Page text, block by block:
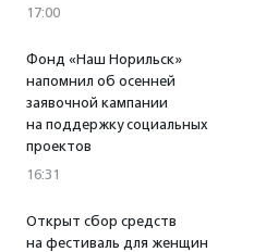
17:00
Фонд «Наш Норильск»
напомнил об осенней
заявочной кампании
на поддержку социальных
проектов
16:31
Открыт сбор средств
на фестиваль для женщин